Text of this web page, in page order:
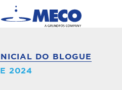
DO BLOGUE
2024